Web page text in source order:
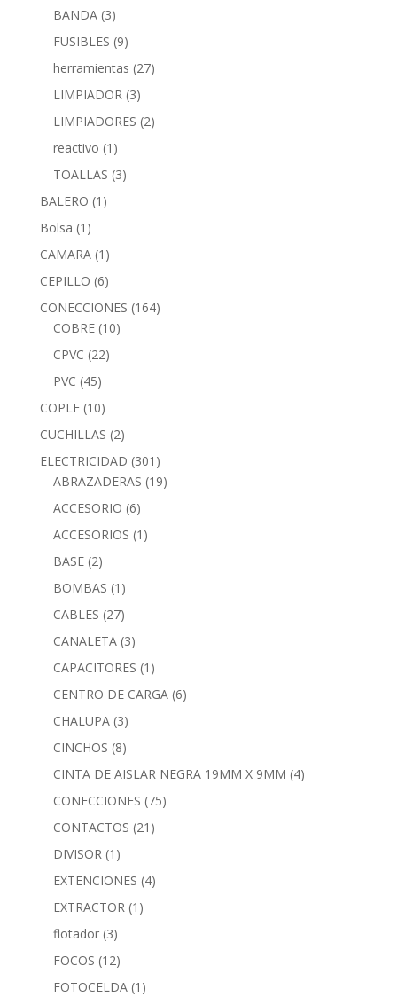
BANDA (3)
FUSIBLES (9)
herramientas (27)
LIMPIADOR (3)
LIMPIADORES (2)
reactivo (1)
TOALLAS (3)
BALERO (1)
Bolsa (1)
CAMARA (1)
CEPILLO (6)
CONECCIONES (164)
COBRE (10)
CPVC (22)
PVC (45)
COPLE (10)
CUCHILLAS (2)
ELECTRICIDAD (301)
ABRAZADERAS (19)
ACCESORIO (6)
ACCESORIOS (1)
BASE (2)
BOMBAS (1)
CABLES (27)
CANALETA (3)
CAPACITORES (1)
CENTRO DE CARGA (6)
CHALUPA (3)
CINCHOS (8)
CINTA DE AISLAR NEGRA 19MM X 9MM (4)
CONECCIONES (75)
CONTACTOS (21)
DIVISOR (1)
EXTENCIONES (4)
EXTRACTOR (1)
flotador (3)
FOCOS (12)
FOTOCELDA (1)